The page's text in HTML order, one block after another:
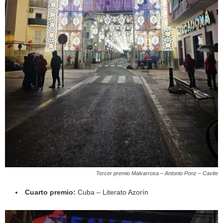
Tercer premio Malvarrosa – Antonio Ponz – Cavite
Cuarto premio: Cuba – Literato Azorín